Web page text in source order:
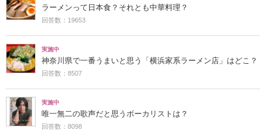
ラーメンって日本食？それとも中華料理？
回答数：19653
実施中
神奈川県で一番うまいと思う「横浜家系ラーメン店」はどこ？
回答数：8507
実施中
唯一無二の歌声だと思うボーカリストは？
回答数：8098